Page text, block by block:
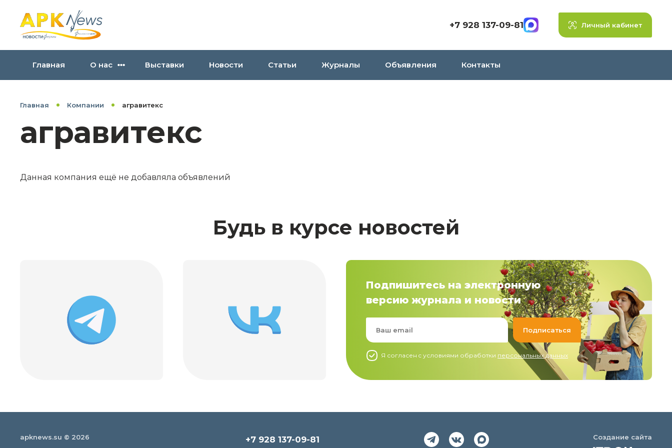
+7 928 137-09-81 Личный кабинет
Главная О нас Выставки Новости Статьи Журналы Объявления Контакты
Главная Компании агравитекс
агравитекс
Данная компания ещё не добавляла объявлений
Будь в курсе новостей
Подпишитесь на электронную
версию журнала и новости
Я согласен c условиями обработки персональных данных
apknews.su © 2026 +7 928 137-09-81 Создание сайта